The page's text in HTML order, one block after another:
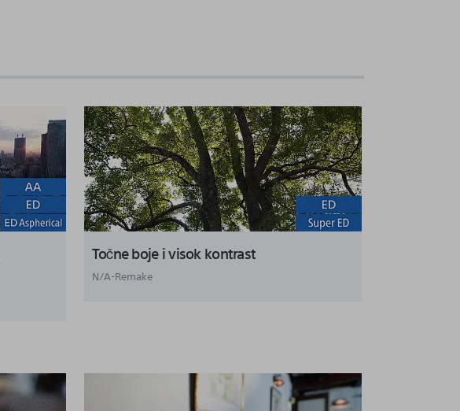
Točne boje i visok kontrast
N/A-Remake